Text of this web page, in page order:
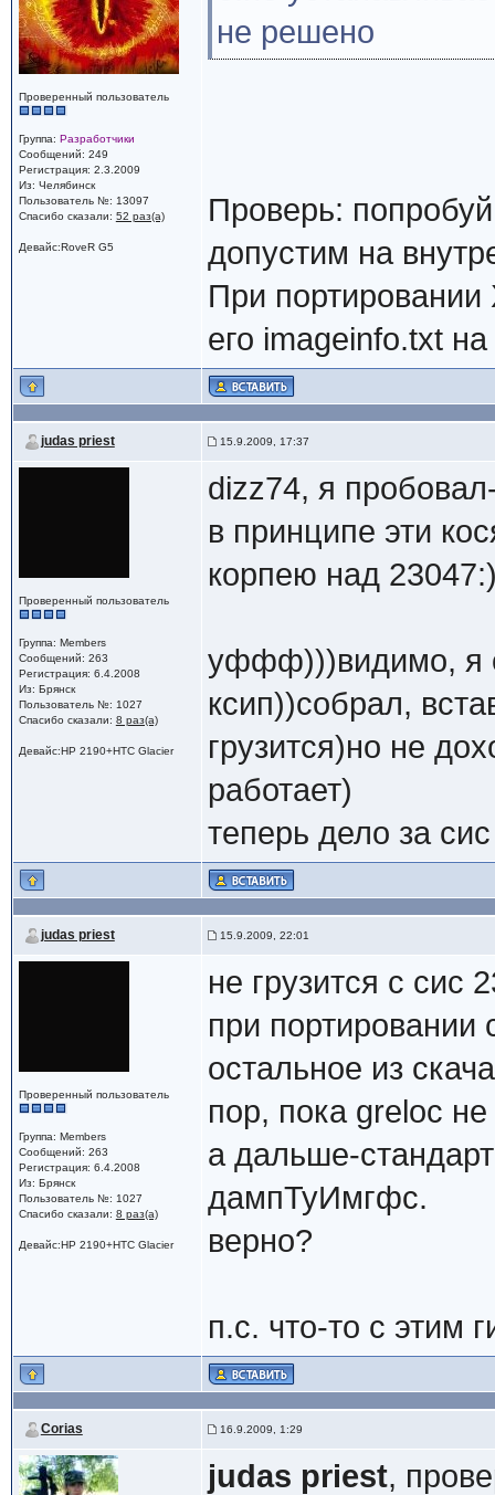
01ffc000 - 01ffd000 L00001000
01ffd000 - 01ffe000 L00001000
01ffe000 - 01fff000 L00001000
Проверенный пользователь
Группа: Разработчики
Сообщений: 249
Регистрация: 2.3.2009
Из: Челябинск
Пользователь №: 13097
Спасибо сказали: 52 раз(а)
Девайс:RoveR G5
не решено
Проверь:
допустим на
При
его imageinfo.txt
judas priest 15.9.2009, 17:37
Проверенный пользователь
Группа: Members
Сообщений: 263
Регистрация: 6.4.2008
Из: Брянск
Пользователь №: 1027
Спасибо сказали: 8 раз(а)
Девайс:HP 2190+HTC Glacier
dizz74, я
в принципе эти
корпею над
уффф)))видимо, я
ксип))собрал,
грузится)но не
работает)
теперь дело за сис
judas priest 15.9.2009, 22:01
Проверенный пользователь
Группа: Members
Сообщений: 263
Регистрация: 6.4.2008
Из: Брянск
Пользователь №: 1027
Спасибо сказали: 8 раз(а)
Девайс:HP 2190+HTC Glacier
не грузится с сис
при
остальное из
пор, пока greloc
а дальше-
дампТуИмгфс.
верно?
п.с. что-то с этим
Corias 16.9.2009, 1:29
judas priest,